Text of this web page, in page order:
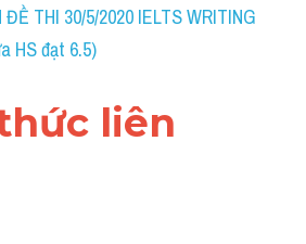
ĐỀ THI 30/5/2020 IELTS WRITING
HS đạt 6.5)
liên